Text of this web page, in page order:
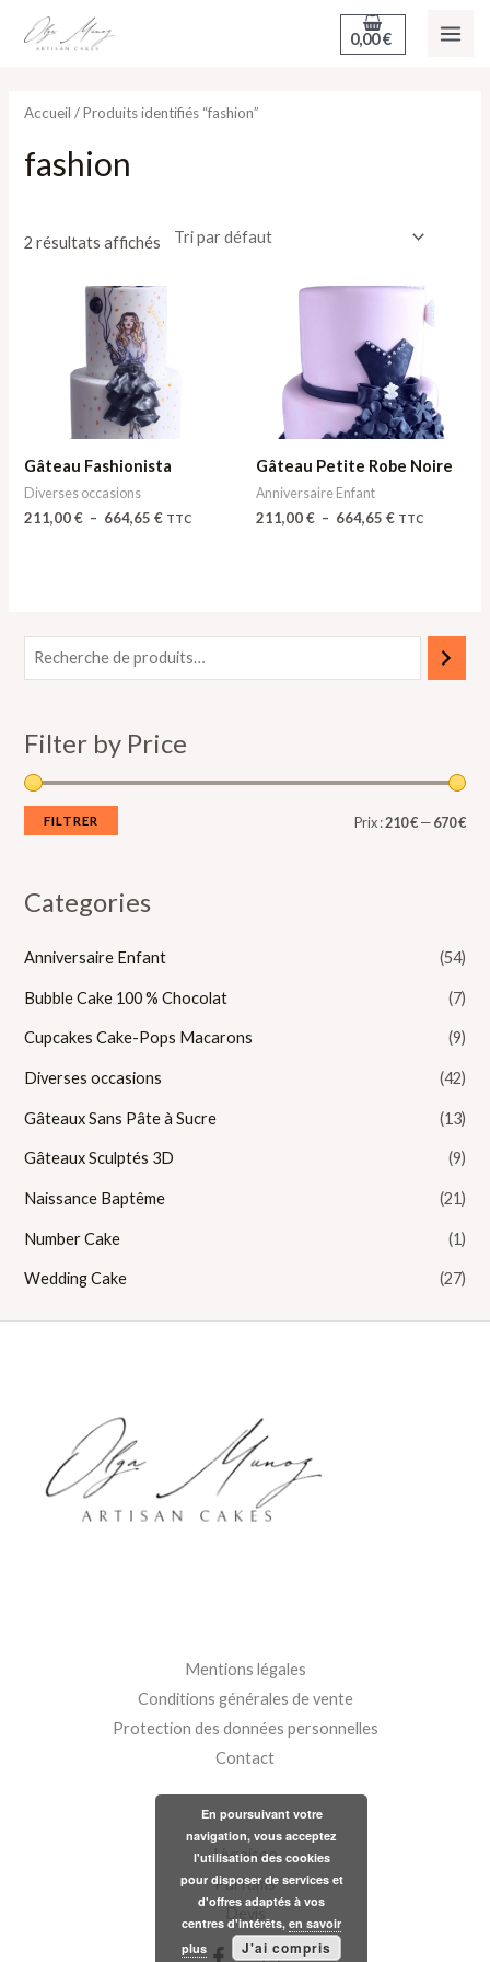
0,00€
Accueil / Produits identifiés “fashion”
fashion
2 résultats affichés
Gâteau Fashionista
Diverses occasions
211,00€ – 664,65€
Plage
664,65 €
TTC
Gâteau Petite Robe Noire
Anniversaire Enfant
211,00€ – 664,65 €
Plage
211,00 €
à
664,65 €
TTC
Filter by Price
r
m
i
r
m
a
FILTRER Prix :210 €—670 €
Categories
Anniversaire Enfant (54)
Bubble Cake 100 % Chocolat (7)
Cupcakes Cake-Pops Macarons (9)
Diverses occasions (42)
Gâteaux Sans Pâte à Sucre (13)
Gâteaux Sculptés 3D (9)
Naissance Baptême (21)
Number Cake (1)
Wedding Cake (27)
Mentions légales
Conditions générales de vente
Protection des données personnelles
Contact
Livraison
Parfums
En poursuivant votre
navigation, vous acceptez
l'utilisation des cookies
pour disposer de services et
d'offres adaptés à vos
centres d'intérêts, en savoir
plus
J'ai compris